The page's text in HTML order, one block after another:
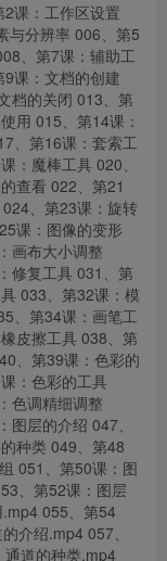
课：工作区设置
与分辨率 006、第5
、第7课：辅助工
课： 文档的创建
档的关闭 013、第
用 015、第14课：
、第16课：套索工
：魔棒工具 020、
查看 022、第21
、第23课：旋转
课：图像的变形
画布大小调整
修复工具 031、第
033、第32课：模
、第34课：画笔工
皮擦工具 038、第
、第39课：色彩的
：色彩的工具
色调精细调整
层的介绍 047、
种类 049、第48
051、第50课：图
、第52课：图层
055、第54
介绍.mp4 057、
道的种类.mp4